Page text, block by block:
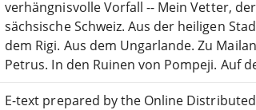
verhängnisvolle Vorfall -- Mein Vetter,
sächsische Schweiz. Aus der heiligen
dem Rigi. Aus dem Ungarlande. Zu
Petrus. In den Ruinen von Pompeji. Auf
E-text prepared by the Online